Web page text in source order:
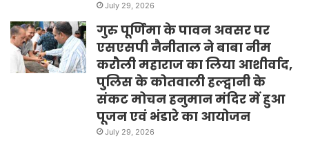
July 29, 2026
गुरु पूर्णिमा के पावन अवसर पर
एसएसपी नैनीताल ने बाबा नीम
करौली महाराज का लिया आशीर्वाद,
पुलिस के कोतवाली हल्द्वानी के
संकट मोचन हनुमान मंदिर में हुआ
पूजन एवं भंडारे का आयोजन
July 29, 2026